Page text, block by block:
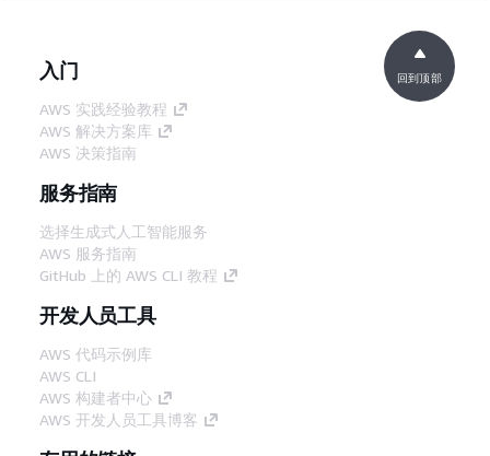
入门
AWS 实践经验教程
AWS 解决方案库
AWS 决策指南
服务指南
选择生成式人工智能服务
AWS 服务指南
GitHub 上的 AWS CLI 教程
开发人员工具
AWS 代码示例库
AWS CLI
AWS 构建者中心
AWS 开发人员工具博客
回到顶部